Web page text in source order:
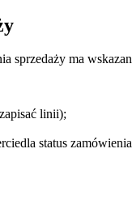
sprzedaży ma
linii);
status